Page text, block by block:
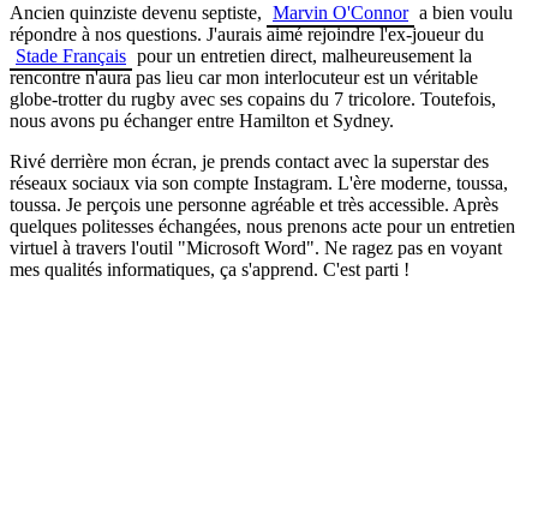
Ancien quinziste devenu septiste, Marvin O'Connor a bien voulu
répondre à nos questions. J'aurais aimé rejoindre l'ex-joueur du
Stade Français pour un entretien direct, malheureusement la
rencontre n'aura pas lieu car mon interlocuteur est un véritable
globe-trotter du rugby avec ses copains du 7 tricolore. Toutefois,
nous avons pu échanger entre Hamilton et Sydney.
Rivé derrière mon écran, je prends contact avec la superstar des
réseaux sociaux via son compte Instagram. L'ère moderne, toussa,
toussa. Je perçois une personne agréable et très accessible. Après
quelques politesses échangées, nous prenons acte pour un entretien
virtuel à travers l'outil "Microsoft Word". Ne ragez pas en voyant
mes qualités informatiques, ça s'apprend. C'est parti !